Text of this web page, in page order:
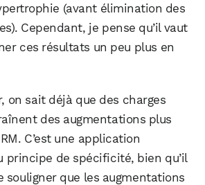
(avant élimination des
Cependant, je pense qu’il vaut
ces résultats un peu plus en
on sait déjà que des charges
des augmentations plus
C’est une application
principe de spécificité, bien qu’il
souligner que les augmentations